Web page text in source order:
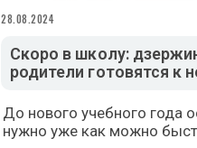
28.08.2024
Скоро в школу:
родители готовятся к
До нового учебного года
нужно уже как можно